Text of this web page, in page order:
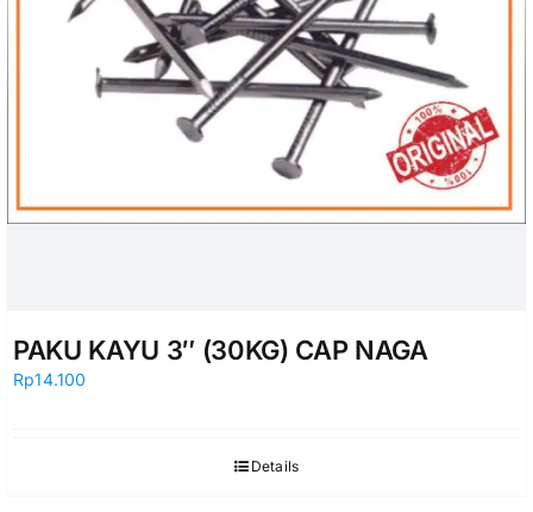
PAKU KAYU 3″ (30KG) CAP NAGA
Rp14.100
Details